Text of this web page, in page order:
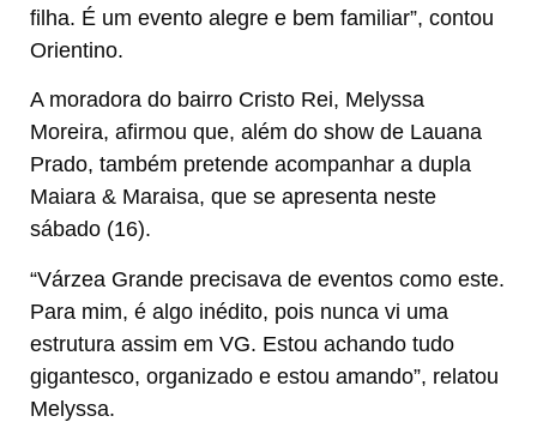
filha. É um evento alegre e bem familiar”, contou
Orientino.
A moradora do bairro Cristo Rei, Melyssa
Moreira, afirmou que, além do show de Lauana
Prado, também pretende acompanhar a dupla
Maiara & Maraisa, que se apresenta neste
sábado (16).
“Várzea Grande precisava de eventos como este.
Para mim, é algo inédito, pois nunca vi uma
estrutura assim em VG. Estou achando tudo
gigantesco, organizado e estou amando”, relatou
Melyssa.